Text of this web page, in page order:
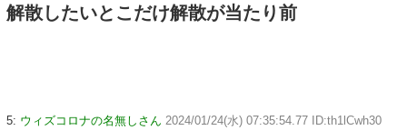
解散したいとこだけ解散が当たり前
5: ウィズコロナの名無しさん 2024/01/24(水) 07:35:54.77 ID:th1lCwh30